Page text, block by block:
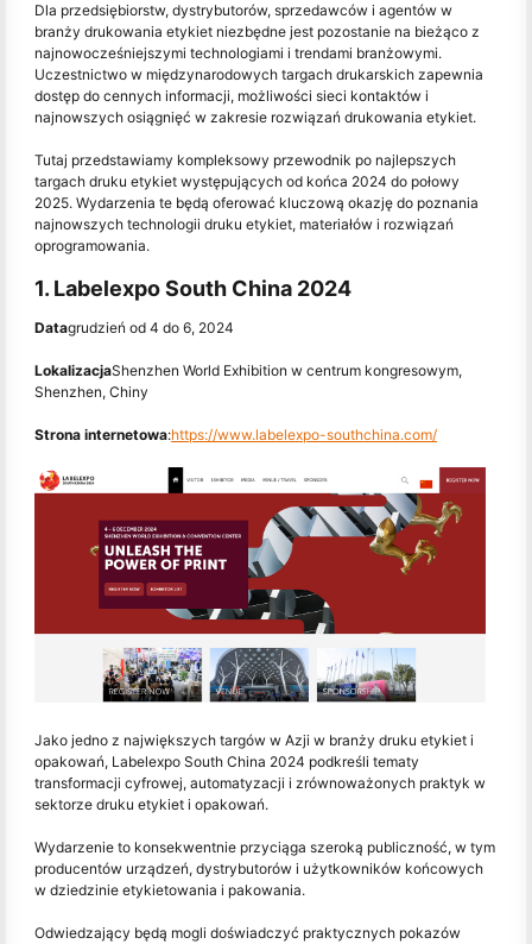
Dla przedsiębiorstw, dystrybutorów, sprzedawców i agentów w
branży drukowania etykiet niezbędne jest pozostanie na bieżąco z
najnowocześniejszymi technologiami i trendami branżowymi.
Uczestnictwo w międzynarodowych targach drukarskich zapewnia
dostęp do cennych informacji, możliwości sieci kontaktów i
najnowszych osiągnięć w zakresie rozwiązań drukowania etykiet.
Tutaj przedstawiamy kompleksowy przewodnik po najlepszych
targach druku etykiet występujących od końca 2024 do połowy
2025. Wydarzenia te będą oferować kluczową okazję do poznania
najnowszych technologii druku etykiet, materiałów i rozwiązań
oprogramowania.
1. Labelexpo South China 2024
Datagrudzień od 4 do 6, 2024
LokalizacjaShenzhen World Exhibition w centrum kongresowym,
Shenzhen, Chiny
Strona internetowa:https://www.labelexpo-southchina.com/
Jako jedno z największych targów w Azji w branży druku etykiet i
opakowań, Labelexpo South China 2024 podkreśli tematy
transformacji cyfrowej, automatyzacji i zrównoważonych praktyk w
sektorze druku etykiet i opakowań.
Wydarzenie to konsekwentnie przyciąga szeroką publiczność, w tym
producentów urządzeń, dystrybutorów i użytkowników końcowych
w dziedzinie etykietowania i pakowania.
Odwiedzający będą mogli doświadczyć praktycznych pokazów